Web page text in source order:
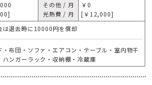
その他 / 月
光熱費 / 月
￥0
[￥12,000]
は退去時に10000円を償却
・布団・ソファ・エアコン・テーブル・室内物干
ハンガーラック・収納棚・冷蔵庫